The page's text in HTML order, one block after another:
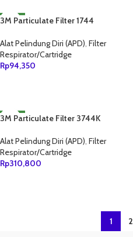
NEW
3M Particulate Filter 1744
Alat Pelindung Diri (APD), Filter
Respirator/Cartridge
Rp94,350
NEW
3M Particulate Filter 3744K
Alat Pelindung Diri (APD), Filter
Respirator/Cartridge
Rp310,800
1 2